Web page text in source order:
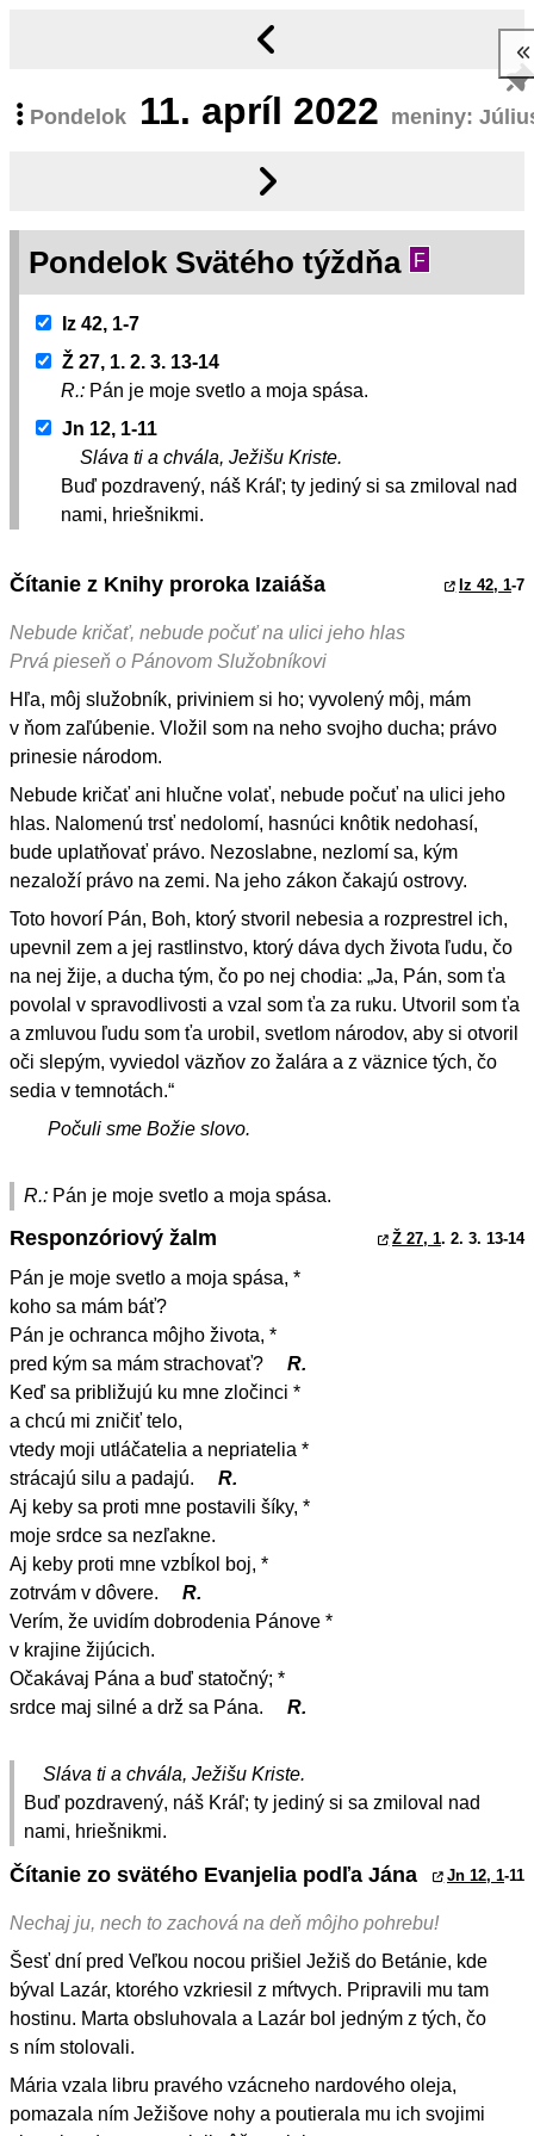
Pondelok 11. apríl 2022 meniny:
Pondelok Svätého týždňa F
Iz 42, 1-7
Ž 27, 1. 2. 3. 13-14
R.: Pán je moje svetlo a moja spása.
Jn 12, 1-11
Sláva ti a chvála, Ježišu Kriste.
Buď pozdravený, náš Kráľ; ty jediný si sa zmiloval nad
nami, hriešnikmi.
Čítanie z Knihy proroka Izaiáša Iz 42, 1-7
Nebude kričať, nebude počuť na ulici jeho hlas
Prvá pieseň o Pánovom Služobníkovi
Hľa, môj služobník, priviniem si ho; vyvolený môj, mám
v ňom zaľúbenie. Vložil som na neho svojho ducha; právo
prinesie národom.
Nebude kričať ani hlučne volať, nebude počuť na ulici jeho
hlas. Nalomenú trsť nedolomí, hasnúci knôtik nedohasí,
bude uplatňovať právo. Nezoslabne, nezlomí sa, kým
nezaloží právo na zemi. Na jeho zákon čakajú ostrovy.
Toto hovorí Pán, Boh, ktorý stvoril nebesia a rozprestrel ich,
upevnil zem a jej rastlinstvo, ktorý dáva dych života ľudu, čo
na nej žije, a ducha tým, čo po nej chodia: „Ja, Pán, som ťa
povolal v spravodlivosti a vzal som ťa za ruku. Utvoril som ťa
a zmluvou ľudu som ťa urobil, svetlom národov, aby si otvoril
oči slepým, vyviedol väzňov zo žalára a z väznice tých, čo
sedia v temnotách.“
Počuli sme Božie slovo.
R.: Pán je moje svetlo a moja spása.
Responzóriový žalm Ž 27, 1. 2. 3. 13-14
Pán je moje svetlo a moja spása, *
koho sa mám báť?
Pán je ochranca môjho života, *
pred kým sa mám strachovať?
R.
Keď sa približujú ku mne zločinci *
a chcú mi zničiť telo,
vtedy moji utláčatelia a nepriatelia *
strácajú silu a padajú.
R.
Aj keby sa proti mne postavili šíky, *
moje srdce sa nezľakne.
Aj keby proti mne vzbĺkol boj, *
zotrvám v dôvere.
R.
Verím, že uvidím dobrodenia Pánove *
v krajine žijúcich.
Očakávaj Pána a buď statočný; *
srdce maj silné a drž sa Pána.
R.
Sláva ti a chvála, Ježišu Kriste.
Buď pozdravený, náš Kráľ; ty jediný si sa zmiloval nad
nami, hriešnikmi.
Čítanie zo svätého Evanjelia podľa Jána Jn 12, 1-11
Nechaj ju, nech to zachová na deň môjho pohrebu!
Šesť dní pred Veľkou nocou prišiel Ježiš do Betánie, kde
býval Lazár, ktorého vzkriesil z mŕtvych. Pripravili mu tam
hostinu. Marta obsluhovala a Lazár bol jedným z tých, čo
s ním stolovali.
Mária vzala libru pravého vzácneho nardového oleja,
pomazala ním Ježišove nohy a poutierala mu ich svojimi